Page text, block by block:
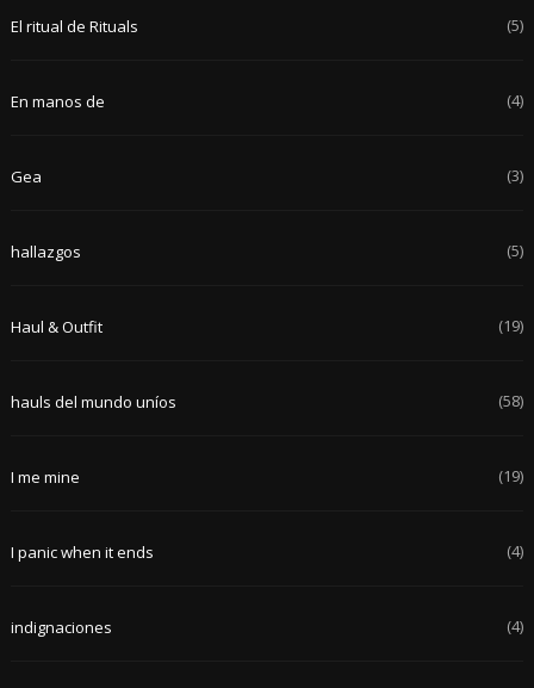
El ritual de Rituals (5)
En manos de (4)
Gea (3)
hallazgos (5)
Haul & Outfit (19)
hauls del mundo uníos (58)
I me mine (19)
I panic when it ends (4)
indignaciones (4)